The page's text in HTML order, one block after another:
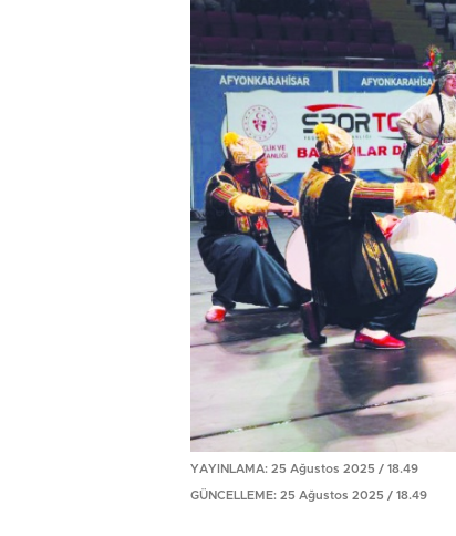
YAYINLAMA: 25 Ağustos 2025 / 18.49
GÜNCELLEME: 25 Ağustos 2025 / 18.49